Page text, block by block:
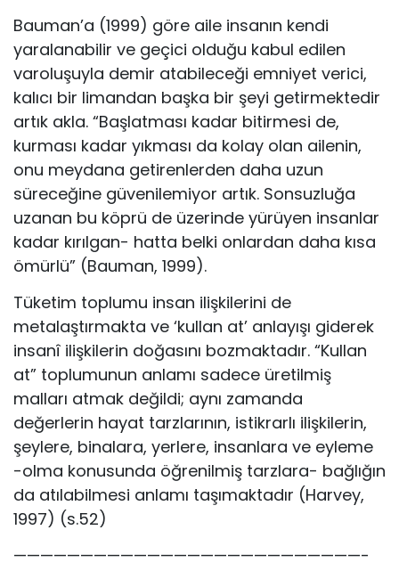
Bauman’a (1999) göre aile insanın kendi
yaralanabilir ve geçici olduğu kabul edilen
varoluşuyla demir atabileceği emniyet verici,
kalıcı bir limandan başka bir şeyi getirmektedir
artık akla. “Başlatması kadar bitirmesi de,
kurması kadar yıkması da kolay olan ailenin,
onu meydana getirenlerden daha uzun
süreceğine güvenilemiyor artık. Sonsuzluğa
uzanan bu köprü de üzerinde yürüyen insanlar
kadar kırılgan- hatta belki onlardan daha kısa
ömürlü” (Bauman, 1999).
Tüketim toplumu insan ilişkilerini de
metalaştırmakta ve ‘kullan at’ anlayışı giderek
insanî ilişkilerin doğasını bozmaktadır. “Kullan
at” toplumunun anlamı sadece üretilmiş
malları atmak değildi; aynı zamanda
değerlerin hayat tarzlarının, istikrarlı ilişkilerin,
şeylere, binalara, yerlere, insanlara ve eyleme
-olma konusunda öğrenilmiş tarzlara- bağlığın
da atılabilmesi anlamı taşımaktadır (Harvey,
1997) (s.52)
——————————————————————————-